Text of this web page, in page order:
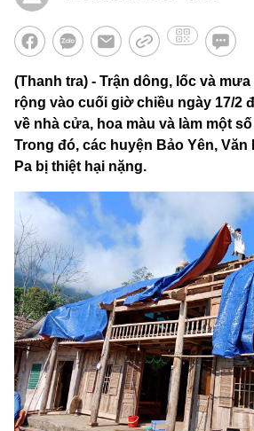
(Thanh tra) - Trận dông, lốc và
rộng vào cuối giờ chiều ngày 17/2
về nhà cửa, hoa màu và làm một
Trong đó, các huyện Bảo Yên, Văn
Pa bị thiệt hại nặng.